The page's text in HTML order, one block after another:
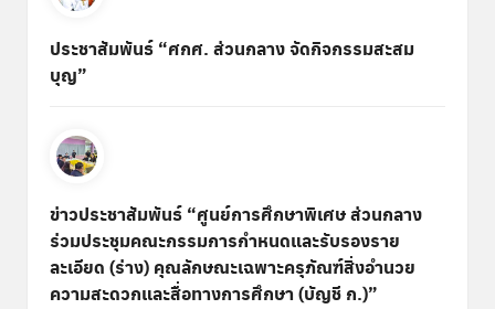
ประชาสัมพันธ์ “ศกศ. ส่วนกลาง จัดกิจกรรมสะสม
บุญ”
ข่าวประชาสัมพันธ์ “ศูนย์การศึกษาพิเศษ ส่วนกลาง
ร่วมประชุมคณะกรรมการกำหนดและรับรองราย
ละเอียด (ร่าง) คุณลักษณะเฉพาะครุภัณฑ์สิ่งอำนวย
ความสะดวกและสื่อทางการศึกษา (บัญชี ก.)”